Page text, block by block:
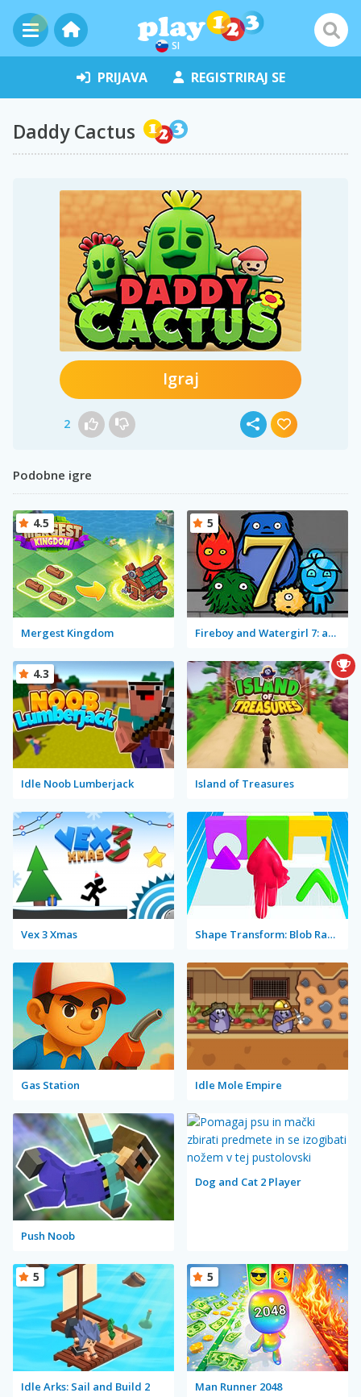
SI
PRIJAVA REGISTRIRAJ SE
Daddy Cactus
Igraj
2
Podobne igre
Mergest Kingdom
4.5
Fireboy and Watergirl 7: and Friends
5
Idle Noob Lumberjack
4.3
Island of Treasures
Vex 3 Xmas Shape Transform: Blob Racing
Gas Station Idle Mole Empire
Push Noob
Dog and Cat 2 Player
Idle Arks: Sail and Build 2
5
Man Runner 2048
5